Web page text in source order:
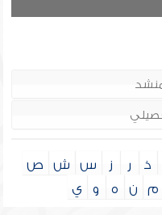
ذ ر ز س ش
ص
م ن ه و ي